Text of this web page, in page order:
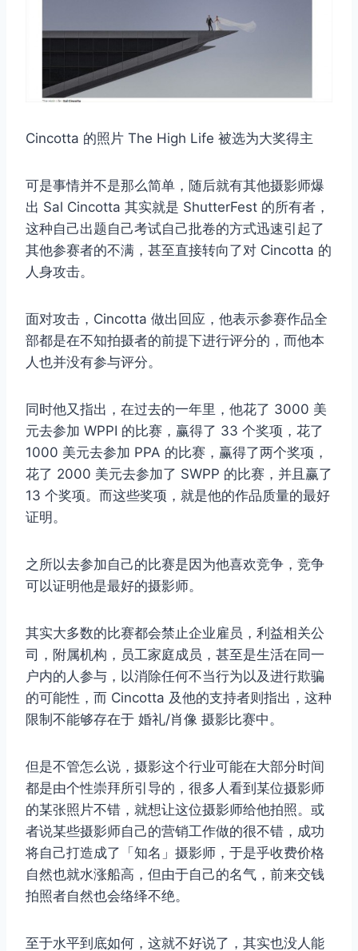
Cincotta 的照片 The High Life 被选为大奖得主
可是事情并不是那么简单，随后就有其他摄影师爆
出 Sal Cincotta 其实就是 ShutterFest 的所有者，
这种自己出题自己考试自己批卷的方式迅速引起了
其他参赛者的不满，甚至直接转向了对 Cincotta 的
人身攻击。
面对攻击，Cincotta 做出回应，他表示参赛作品全
部都是在不知拍摄者的前提下进行评分的，而他本
人也并没有参与评分。
同时他又指出，在过去的一年里，他花了 3000 美
元去参加 WPPI 的比赛，赢得了 33 个奖项，花了
1000 美元去参加 PPA 的比赛，赢得了两个奖项，
花了 2000 美元去参加了 SWPP 的比赛，并且赢了
13 个奖项。而这些奖项，就是他的作品质量的最好
证明。
之所以去参加自己的比赛是因为他喜欢竞争，竞争
可以证明他是最好的摄影师。
其实大多数的比赛都会禁止企业雇员，利益相关公
司，附属机构，员工家庭成员，甚至是生活在同一
户内的人参与，以消除任何不当行为以及进行欺骗
的可能性，而 Cincotta 及他的支持者则指出，这种
限制不能够存在于 婚礼/肖像 摄影比赛中。
但是不管怎么说，摄影这个行业可能在大部分时间
都是由个性崇拜所引导的，很多人看到某位摄影师
的某张照片不错，就想让这位摄影师给他拍照。或
者说某些摄影师自己的营销工作做的很不错，成功
将自己打造成了「知名」摄影师，于是乎收费价格
自然也就水涨船高，但由于自己的名气，前来交钱
拍照者自然也会络绎不绝。
至于水平到底如何，这就不好说了，其实也没人能